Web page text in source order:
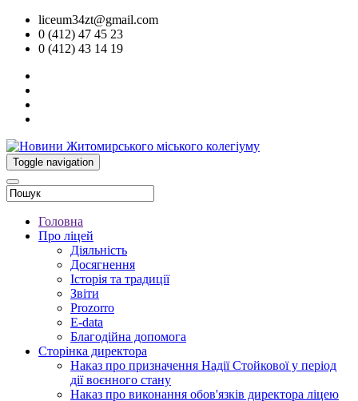
liceum34zt@gmail.com
0 (412) 47 45 23
0 (412) 43 14 19
Toggle navigation
Головна
Про ліцей
Діяльність
Досягнення
Історія та традиції
Звіти
Prozorro
E-data
Благодійна допомога
Сторінка директора
Наказ про призначення Надії Стойкової у період
дії воєнного стану
Наказ про виконання обов'язків директора ліцею